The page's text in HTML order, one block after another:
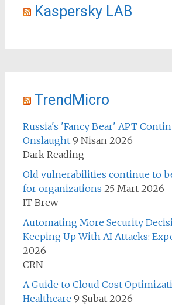
Kaspersky LAB
TrendMicro
Russia's 'Fancy Bear' APT
Onslaught 9 Nisan 2026
Dark Reading
Old vulnerabilities continue to
for organizations 25 Mart 2026
IT Brew
Automating More Security
Keeping Up With AI Attacks:
2026
CRN
A Guide to Cloud Cost
Healthcare 9 Şubat 2026